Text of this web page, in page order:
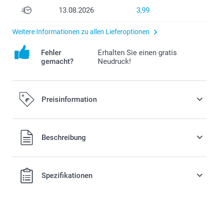
13.08.2026 3,99
Weitere Informationen zu allen Lieferoptionen
Fehler
gemacht?
Erhalten Sie einen gratis
Neudruck!
Preisinformation
Alle Preise verstehen sich in EURO (€) inkl. MwSt. und zzgl.
Versandkosten.Beschreibung
Spezifikationen